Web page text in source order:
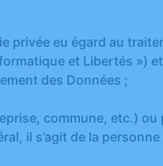
privée eu égard au
et Libertés »)
des Données ;
commune, etc.)
il s’agit de la